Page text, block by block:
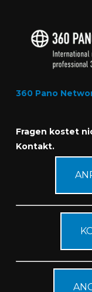
360 Pano
Fragen kostet
Kontakt.